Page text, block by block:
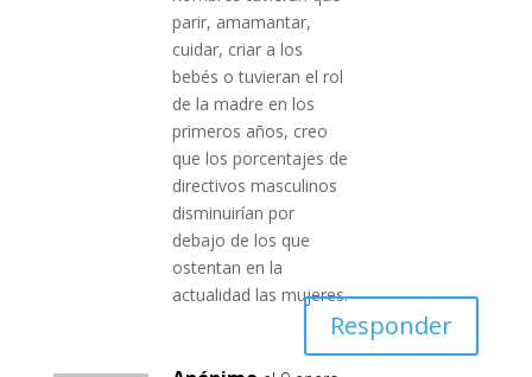
parir, amamantar,
cuidar, criar a los
bebés o tuvieran el rol
de la madre en los
primeros años, creo
que los porcentajes de
directivos masculinos
disminuirían por
debajo de los que
ostentan en la
actualidad las mujeres.
Responder